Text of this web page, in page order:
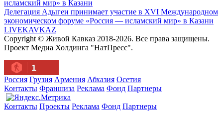
Делегация Адыгеи принимает участие в XVI Международном
экономическом форуме «Россия — исламский мир» в Казани
LIVEKAVKAZ
Copyright © Живой Кавказ 2018-2026. Все права защищены.
Проект Медиа Холдинга "НатПресс".
1
Россия Грузия Армения Абхазия Осетия
Контакты Франшиза Реклама Фонд Партнеры
Контакты Проекты Реклама Фонд Партнеры